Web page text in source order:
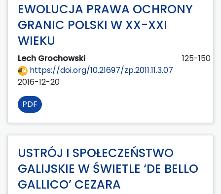
EWOLUCJA PRAWA OCHRONY
GRANIC POLSKI W XX-XXI
WIEKU
Lech Grochowski
125-150
https://doi.org/10.21697/zp.2011.11.3.07
2016-12-20
PDF
USTRÓJ I SPOŁECZEŃSTWO
GALIJSKIE W ŚWIETLE ‘DE BELLO
GALLICO’ CEZARA